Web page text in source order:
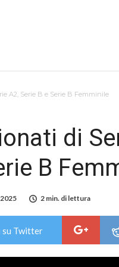
A2, Serie B e Serie B Femminile
di
B
2 min. di lettura
su Twitter